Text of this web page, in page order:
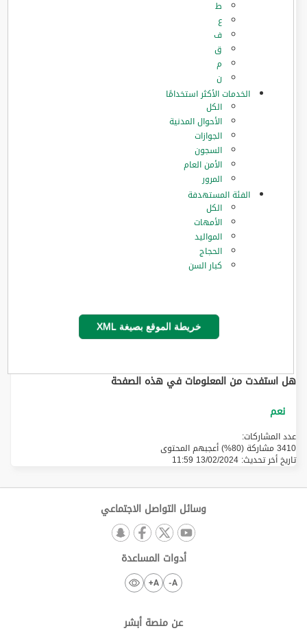
ط
ع
ف
ق
م
ن
الخدمات الأكثر استخدامًا
الكل
الأحوال المدنية
الجوازات
السجون
الأمن العام
المرور
الفئة المستهدفة
الكل
الأمهات
المواليد
الحجاج
كبار السن
خريطة الموقع بصيغة XML
هل استفدت من المعلومات في هذه الصفحة
عدد المشاركات:
3410 مشاركة (80%) أعجبهم المحتوى
تاريخ أخر تحديث: 13/02/2024 11:59
وسائل التواصل الاجتماعي
أدوات المساعدة
A-
A+
عن منصة أبشر